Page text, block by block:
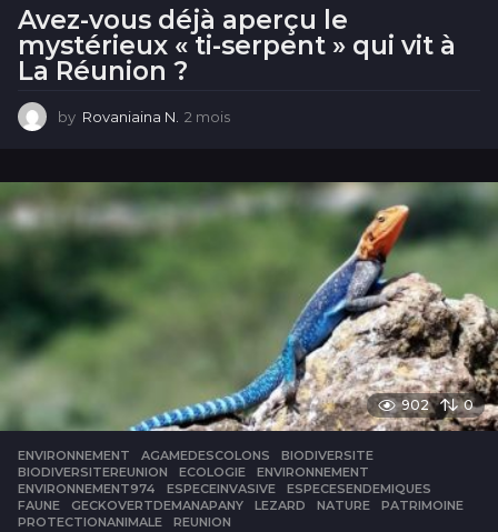
Avez-vous déjà aperçu le
mystérieux « ti-serpent » qui vit à
La Réunion ?
by Rovaniaina N. 2 mois
i
s
902 0
ENVIRONNEMENT AGAMEDESCOLONS ,BIODIVERSITE
BIODIVERSITEREUNION
,ECOLOGIE ,ENVIRONNEMENT
ENVIRONNEMENT974
,ESPECEINVASIVE ,ESPECESENDEMIQUES
FAUNE
,GECKOVERTDEMANAPANY ,LEZARD ,NATURE ,PATRIMOINE
PROTECTIONANIMALE
,REUNION